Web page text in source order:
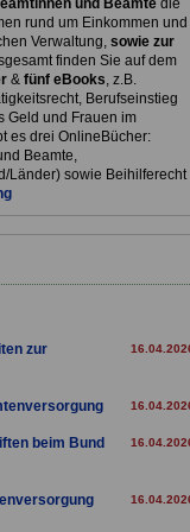
und Beamtedie
rund um Einkommen und
Verwaltung,sowie zur
finden Sie auf dem
& fünf eBooks, z.B.
Berufseinstieg
Geld und Frauen im
es drei OnlineBücher:
Beamte,
Länder) sowie Beihilferecht
zur
beim Bund